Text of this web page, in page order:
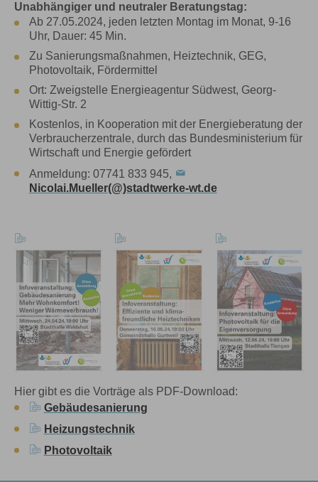
Unabhängiger und neutraler Beratungstag:
Ab 27.05.2024, jeden letzten Montag im Monat, 9-16
Uhr, Dauer: 45 Min.
Zu Sanierungsmaßnahmen, Heiztechnik, GEG,
Photovoltaik, Fördermittel
Ort: Zweigstelle Energieagentur Südwest, Georg-
Wittig-Str. 2
Kostenlos, in Kooperation mit der Energieberatung der
Verbraucherzentrale, durch das Bundesministerium für
Wirtschaft und Energie gefördert
Anmeldung: 07741 833 945,
Nicolai.Mueller(@)stadtwerke-wt.de
Hier gibt es die Vorträge als PDF-Download:
Gebäudesanierung
Heizungstechnik
Photovoltaik